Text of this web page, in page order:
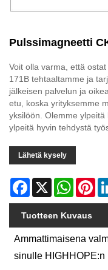
Pulssimagneetti
Voit olla varma, että
171B tehtaaltamme ja
jälkeisen palvelun ja
etu, koska yrityksemme
yksilöön. Olemme
ylpeitä hyvin tehdystä
Lähetä kysely
Facebook
X
Tuotteen Kuvaus
Ammattimaisena
sinulle HIGHHOPE:n